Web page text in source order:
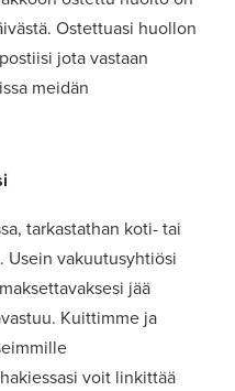
Ostettuasi huollon
jota vastaan
meidän
tarkastathan koti- tai
Usein vakuutusyhtiösi
jää
Kuittimme ja
voit linkittää